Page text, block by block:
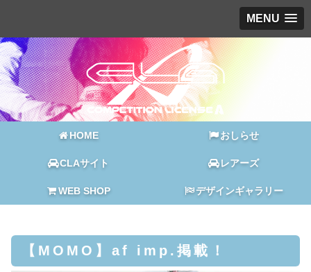
MENU
HOME おしらせ
CLAサイト レアーズ
WEB SHOP デザインギャラリー
【MOMO】af imp.掲載！